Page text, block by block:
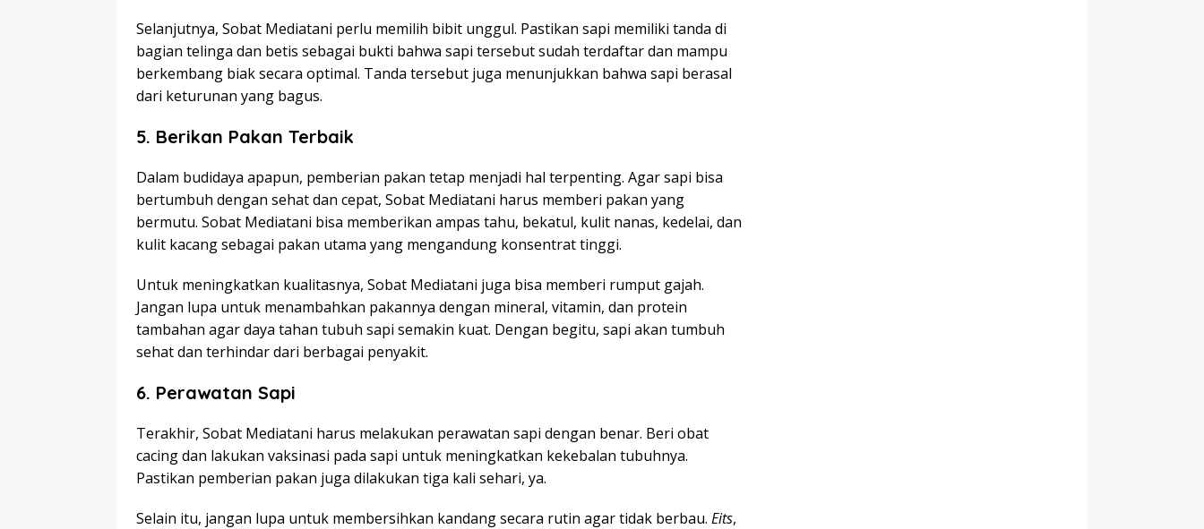
Selanjutnya, Sobat Mediatani perlu memilih bibit unggul. Pastikan sapi memiliki tanda di
bagian telinga dan betis sebagai bukti bahwa sapi tersebut sudah terdaftar dan mampu
berkembang biak secara optimal. Tanda tersebut juga menunjukkan bahwa sapi berasal
dari keturunan yang bagus.
5. Berikan Pakan Terbaik
Dalam budidaya apapun, pemberian pakan tetap menjadi hal terpenting. Agar sapi bisa
bertumbuh dengan sehat dan cepat, Sobat Mediatani harus memberi pakan yang
bermutu. Sobat Mediatani bisa memberikan ampas tahu, bekatul, kulit nanas, kedelai, dan
kulit kacang sebagai pakan utama yang mengandung konsentrat tinggi.
Untuk meningkatkan kualitasnya, Sobat Mediatani juga bisa memberi rumput gajah.
Jangan lupa untuk menambahkan pakannya dengan mineral, vitamin, dan protein
tambahan agar daya tahan tubuh sapi semakin kuat. Dengan begitu, sapi akan tumbuh
sehat dan terhindar dari berbagai penyakit.
6. Perawatan Sapi
Terakhir, Sobat Mediatani harus melakukan perawatan sapi dengan benar. Beri obat
cacing dan lakukan vaksinasi pada sapi untuk meningkatkan kekebalan tubuhnya.
Pastikan pemberian pakan juga dilakukan tiga kali sehari, ya.
Selain itu, jangan lupa untuk membersihkan kandang secara rutin agar tidak berbau. Eits,